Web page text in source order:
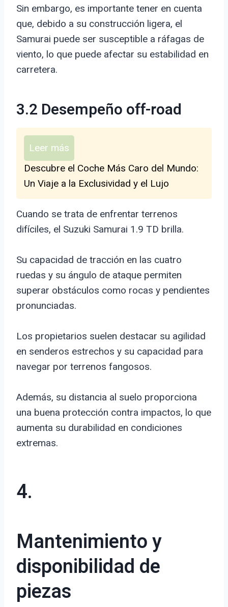
Sin embargo, es importante tener en cuenta
que, debido a su construcción ligera, el
Samurai puede ser susceptible a ráfagas de
viento, lo que puede afectar su estabilidad en
carretera.
3.2 Desempeño off-road
Leer más
Descubre el Coche Más Caro del Mundo:
Un Viaje a la Exclusividad y el Lujo
Cuando se trata de enfrentar terrenos
difíciles, el Suzuki Samurai 1.9 TD brilla.
Su capacidad de tracción en las cuatro
ruedas y su ángulo de ataque permiten
superar obstáculos como rocas y pendientes
pronunciadas.
Los propietarios suelen destacar su agilidad
en senderos estrechos y su capacidad para
navegar por terrenos fangosos.
Además, su distancia al suelo proporciona
una buena protección contra impactos, lo que
aumenta su durabilidad en condiciones
extremas.
4.
Mantenimiento y
disponibilidad de
piezas